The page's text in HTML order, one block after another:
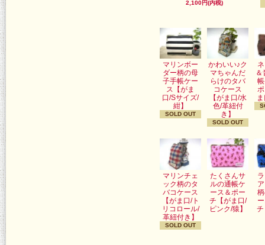
2,100円(内税)
マリンボー
ダー柄の母
子手帳ケー
ス【がま
口/Sサイズ/
紺】
SOLD OUT
かわいい♪ク
マちゃんだ
らけのタバ
コケース
【がま口/水
色/革紐付
き】
SOLD OUT
＆
マリンチェ
ック柄のタ
バコケース
【がま口/ト
リコロール/
革紐付き】
SOLD OUT
たくさんサ
ルの通帳ケ
ース＆ポー
チ【がま口/
ピンク/猿】
チ